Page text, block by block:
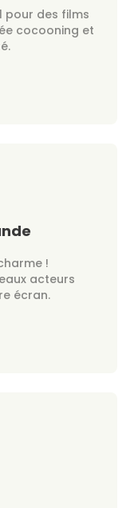
pour des films
cocooning et
!
acteurs
écran.